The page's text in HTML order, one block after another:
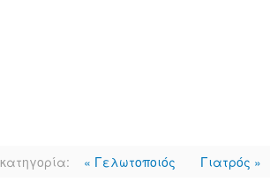
« Γελωτοποιός Γιατρός »